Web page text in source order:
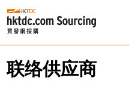
联络供应商